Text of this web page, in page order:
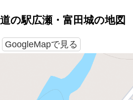
２５５−５
亀嵩３６０
９−１
７８−１
道の駅広瀬・富田城の地図
GoogleMapで見る